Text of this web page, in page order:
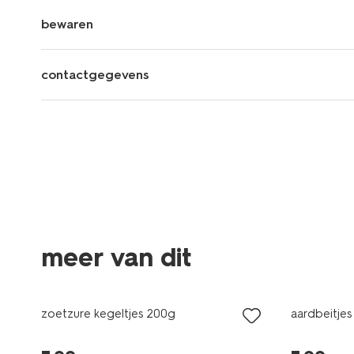
bewaren
contactgegevens
meer van dit
2 voor 3.49
zoetzure kegeltjes 200g